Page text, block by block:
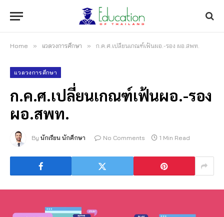
Home » แวดวงการศึกษา » ก.ค.ศ.เปลี่ยนเกณฑ์เฟ้นผอ.-รอง ผอ.สพท.
แวดวงการศึกษา
ก.ค.ศ.เปลี่ยนเกณฑ์เฟ้นผอ.-รอง
ผอ.สพท.
By นักเรียน นักศึกษา No Comments 1 Min Read